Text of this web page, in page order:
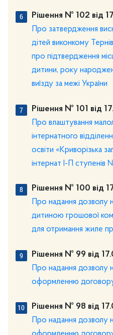
Рішення № 102 від
Про затвердження
дітей виконкому
про підтвердження
дитини, року
виїзду за межі України
Рішення № 101 від
Про влаштування
інтернатного
освіти «Криворізька
інтернат І-П ступенів
Рішення № 100 від
Про надання дозволу
дитиною грошової
для отримання жиле
Рішення № 99 від
Про надання дозволу
оформленню
Рішення № 98 від
Про надання дозволу